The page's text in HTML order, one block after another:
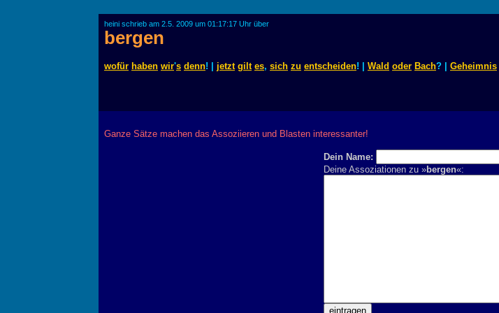
heini schrieb am 2.5. 2009 um 01:17:17 Uhr über
bergen
wofür haben wir's denn! | jetzt gilt es, sich zu entscheiden! | Wald oder Bach? | Geheimnis
Ganze Sätze machen das Assoziieren und Blasten interessanter!
Dein Name:
Deine Assoziationen zu »bergen«: